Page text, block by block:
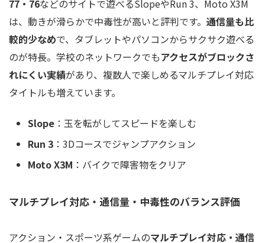
77・76などのサイトで遊べるSlopeやRun 3、Moto X3M
は、動きが滑らかで中毒性が高いと評判です。 通信量も比
較的少なめで、タブレットやパソコンからサクサク遊べる
のが特長。学校のネットワークでもアクセスがブロックさ
れにくい実績があり、複数人で楽しめるマルチプレイ対応
タイトルも増えています。
Slope ：玉を転がしてスピードを楽しむ
Run 3 ：3Dコースでジャンプアクション
Moto X3M ：バイクで障害物をクリア
マルチプレイ対応・通信量・中毒性のバランス評価
アクション・スポーツ系ゲームのマルチプレイ対応・通信